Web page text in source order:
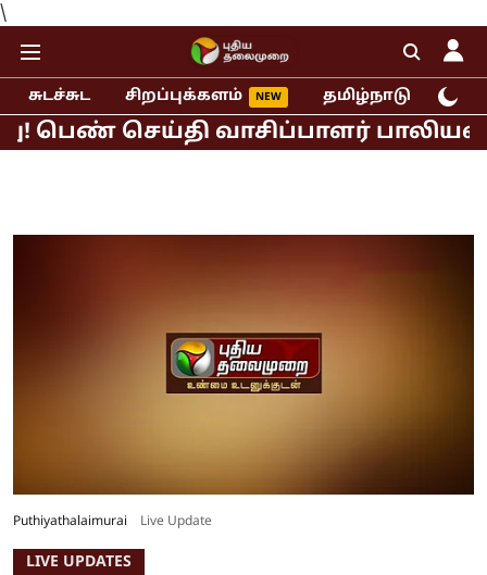
\
சுடச்சுட சிறப்புக்களம் தமிழ்நாடு
வாசிப்பாளர் பாலியல் புகார்!
Puthiyathalaimurai Live Update
LIVE UPDATES